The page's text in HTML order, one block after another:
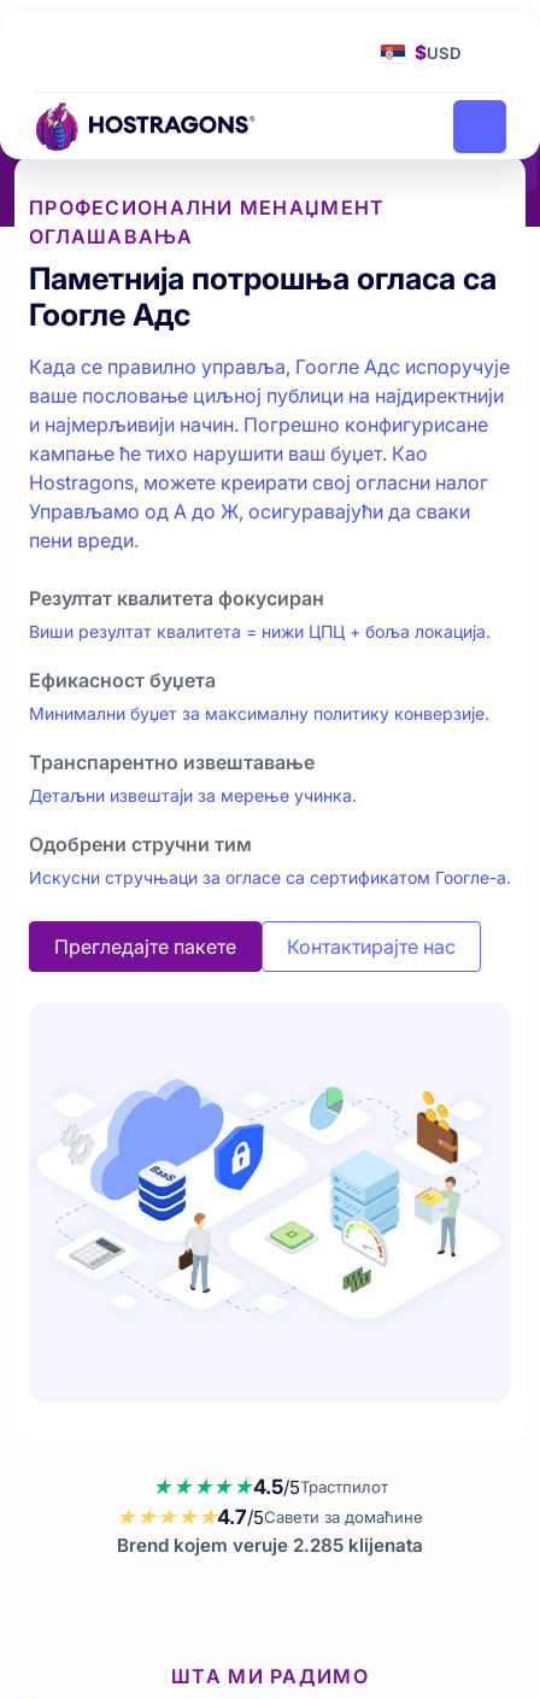
$USD
управљање и
оптимизација
ПРОФЕСИОНАЛНИ МЕНАЏМЕНТ
ОГЛАШАВАЊА
Паметнија потрошња огласа са
Гоогле Адс
Када се правилно управља, Гоогле Адс испоручује
ваше пословање циљној публици на најдиректнији
и најмерљивији начин. Погрешно конфигурисане
кампање ће тихо нарушити ваш буџет. Као
Hostragons, можете креирати свој огласни налог
Управљамо од А до Ж, осигуравајући да сваки
пени вреди.
Резултат квалитета фокусиран
Виши резултат квалитета = нижи ЦПЦ + боља локација.
Ефикасност буџета
Минимални буџет за максималну политику конверзије.
Транспарентно извештавање
Детаљни извештаји за мерење учинка.
Одобрени стручни тим
Искусни стручњаци за огласе са сертификатом Гоогле-а.
Прегледајте пакете Контактирајте нас
4.5/5Трастпилот
4.7/5Савети за домаћине
Brend kojem veruje 2.285 klijenata
ШТА МИ РАДИМО